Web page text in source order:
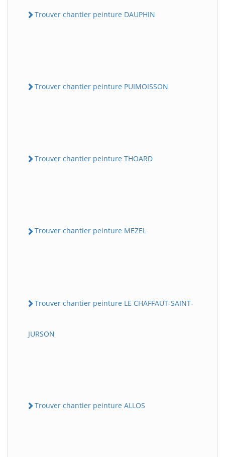
Trouver chantier peinture DAUPHIN
Trouver chantier peinture PUIMOISSON
Trouver chantier peinture THOARD
Trouver chantier peinture MEZEL
Trouver chantier peinture LE CHAFFAUT-SAINT-
JURSON
Trouver chantier peinture ALLOS